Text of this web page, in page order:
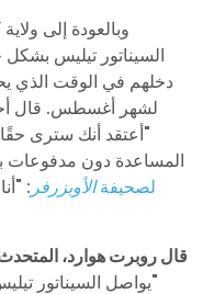
وبالعودة إلى
السيناتور تيليس
دخلهم في الوقت الذي
لشهر أغسطس. قال
"أعتقد أنك سترى
المساعدة دون مدفوعات
لصحيفةالأوبزرفر :
قال روبرت هوارد،
"يواصل السيناتور